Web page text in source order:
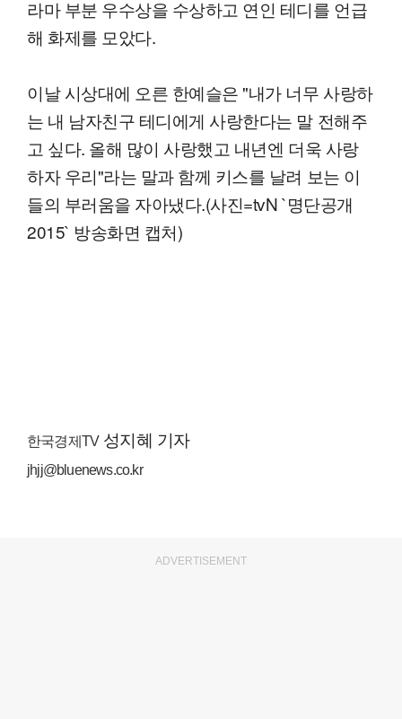
라마 부분 우수상을 수상하고 연인 테디를 언급
해 화제를 모았다.
이날 시상대에 오른 한예슬은 "내가 너무 사랑하
는 내 남자친구 테디에게 사랑한다는 말 전해주
고 싶다. 올해 많이 사랑했고 내년엔 더욱 사랑
하자 우리"라는 말과 함께 키스를 날려 보는 이
들의 부러움을 자아냈다.(사진=tvN `명단공개
2015` 방송화면 캡처)
한국경제TV성지혜 기자
jhjj@bluenews.co.kr
ADVERTISEMENT